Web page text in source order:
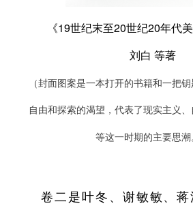
《19世纪末至20世纪20年代
刘白 等著
（封面图案是一本打开的书籍和一把钥
自由和探索的渴望，代表了现实主义
等这一时期的主要思潮
卷二是叶冬、谢敏敏、蒋